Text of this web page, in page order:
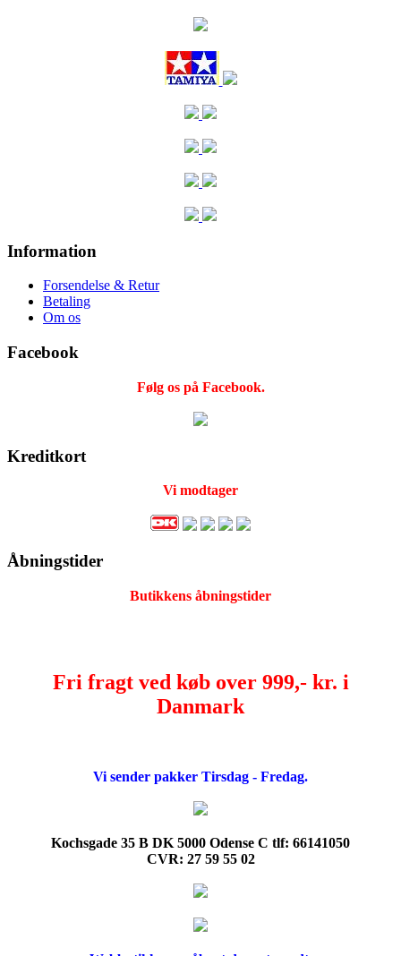
Information
Forsendelse & Retur
Betaling
Om os
Facebook
Følg os på Facebook.
Kreditkort
Vi modtager
Åbningstider
Butikkens åbningstider
Fri fragt ved køb over 999,- kr. i
Danmark
Vi sender pakker Tirsdag - Fredag.
Kochsgade 35 B DK 5000 Odense C tlf: 66141050
CVR: 27 59 55 02